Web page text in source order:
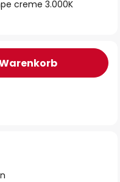
creme 3.000K